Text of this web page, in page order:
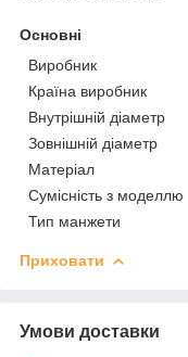
Основні
Виробник
Країна виробник
Внутрішній діаметр
Зовнішній діаметр
Матеріал
Сумісність з моделлю
Тип манжети
Приховати
Умови доставки